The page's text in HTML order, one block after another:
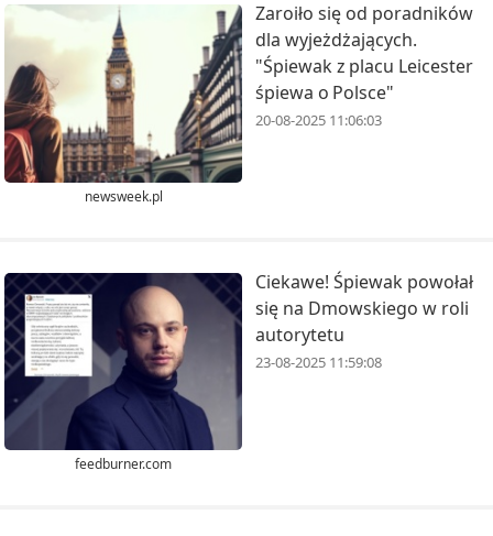
newsweek.pl
Zaroiło się od poradników
dla wyjeżdżających.
"Śpiewak z placu Leicester
śpiewa o Polsce"
20-08-2025 11:06:03
feedburner.com
Ciekawe! Śpiewak powołał
się na Dmowskiego w roli
autorytetu
23-08-2025 11:59:08